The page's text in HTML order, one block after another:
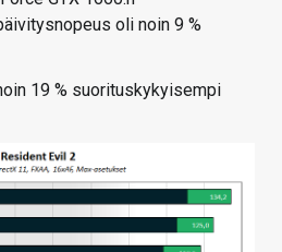
oli noin 9 %
19 % suorituskykyisempi